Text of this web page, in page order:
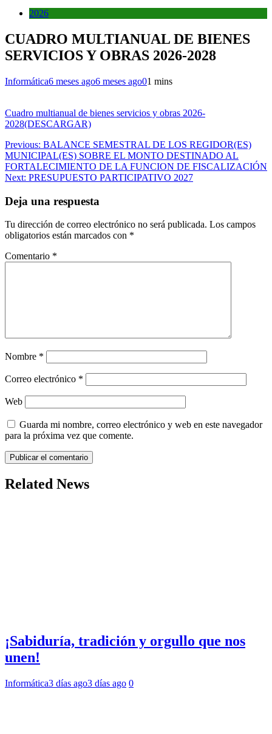
2026
CUADRO MULTIANUAL DE BIENES
SERVICIOS Y OBRAS 2026-2028
Informática6 meses ago6 meses ago01 mins
Cuadro multianual de bienes servicios y obras 2026-
2028(DESCARGAR)
Navegación
de
entradas
Previous: BALANCE SEMESTRAL DE LOS REGIDOR(ES)
MUNICIPAL(ES) SOBRE EL MONTO DESTINADO AL
FORTALECIMIENTO DE LA FUNCION DE FISCALIZACIÓN
Next: PRESUPUESTO PARTICIPATIVO 2027
Deja una respuesta
Tu dirección de correo electrónico no será publicada. Los campos
obligatorios están marcados con *
Comentario *
Nombre *
Correo electrónico *
Web
Guarda mi nombre, correo electrónico y web en este navegador
para la próxima vez que comente.
Related News
¡Sabiduría, tradición y orgullo que nos
unen!
Informática3 días ago3 días ago 0